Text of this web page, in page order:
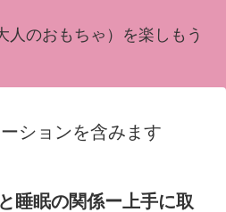
人のおもちゃ）を楽しもう
ションを含みます
睡眠の関係ー上手に取